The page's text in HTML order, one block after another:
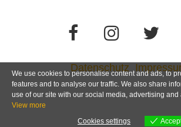
Datenschutz
We use cookies to personalise content and ads, to
features and to analyse our traffic. We also share
use of our site with our social media, advertising and
View more
Cookies settings